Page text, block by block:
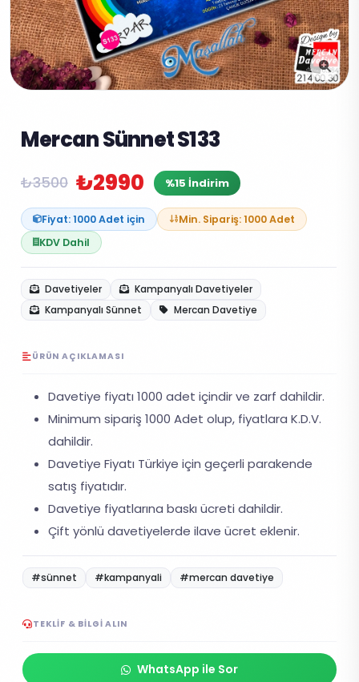
Mercan Sünnet S133
₺3500 ₺2990 %15 İndirim
Fiyat: 1000 Adet için
Min. Sipariş: 1000 Adet
KDV Dahil
Davetiyeler
Kampanyalı Davetiyeler
Kampanyalı Sünnet
Mercan Davetiye
ÜRÜN AÇIKLAMASI
Davetiye fiyatı 1000 adet içindir ve zarf dahildir.
Minimum sipariş 1000 Adet olup, fiyatlara K.D.V.
dahildir.
Davetiye Fiyatı Türkiye için geçerli parakende
satış fiyatıdır.
Davetiye fiyatlarına baskı ücreti dahildir.
Çift yönlü davetiyelerde ilave ücret eklenir.
#sünnet #kampanyali #mercan davetiye
TEKLIF & BILGI ALIN
WhatsApp ile Sor